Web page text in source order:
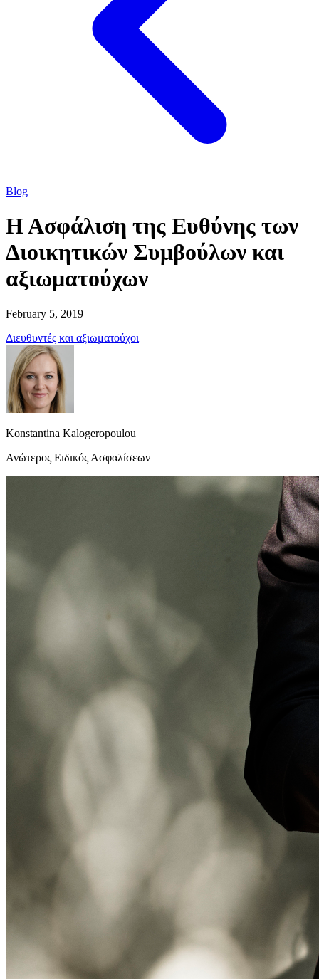
Blog
Η Ασφάλιση της Ευθύνης των
Διοικητικών Συμβούλων και
αξιωματούχων
February 5, 2019
Διευθυντές και αξιωματούχοι
Konstantina Kalogeropoulou
Ανώτερος Ειδικός Ασφαλίσεων